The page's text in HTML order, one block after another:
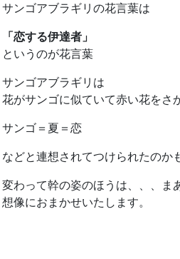
サンゴアブラギリの花言葉は
「恋する伊達者」
というのが花言葉
サンゴアブラギリは
花がサンゴに似ていて赤い花をさ
サンゴ＝夏＝恋
などと連想されてつけられたのか
変わって幹の姿のほうは、、、ま
想像におまかせいたします。